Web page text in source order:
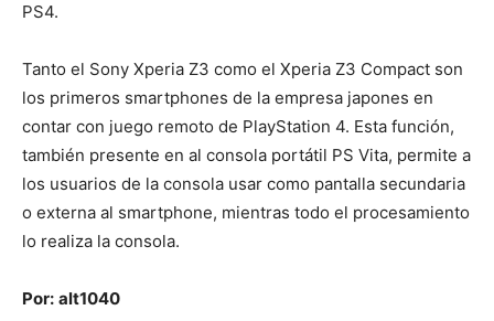
PS4.
Tanto el Sony Xperia Z3 como el Xperia Z3 Compact son
los primeros smartphones de la empresa japones en
contar con juego remoto de PlayStation 4. Esta función,
también presente en al consola portátil PS Vita, permite a
los usuarios de la consola usar como pantalla secundaria
o externa al smartphone, mientras todo el procesamiento
lo realiza la consola.
Por: alt1040